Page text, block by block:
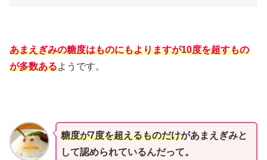
あまえぎみの糖度はものにもよりますが10度を超すもの
が多数あるようです。
糖度が7度を超えるものだけがあまえぎみと
して認められているんだって。